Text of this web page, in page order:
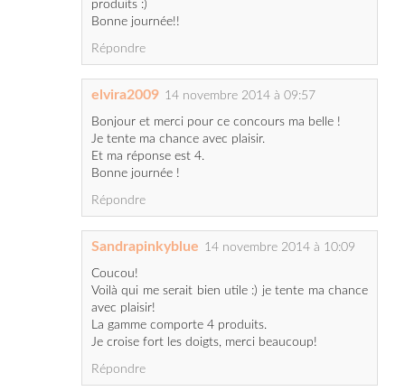
Bonjour et merci pour ce concours ma belle !
Je tente ma chance avec plaisir.
Et ma réponse est 4.
Bonne journée !
Répondre
Coucou!
Voilà qui me serait bien utile :) je tente ma chance
avec plaisir!
La gamme comporte 4 produits.
Je croise fort les doigts, merci beaucoup!
Répondre
Merci pour ce joli concours moi meme étant